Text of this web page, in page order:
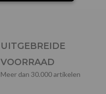
UITGEBREIDE
VOORRAAD
Meer dan 30.000 artikelen